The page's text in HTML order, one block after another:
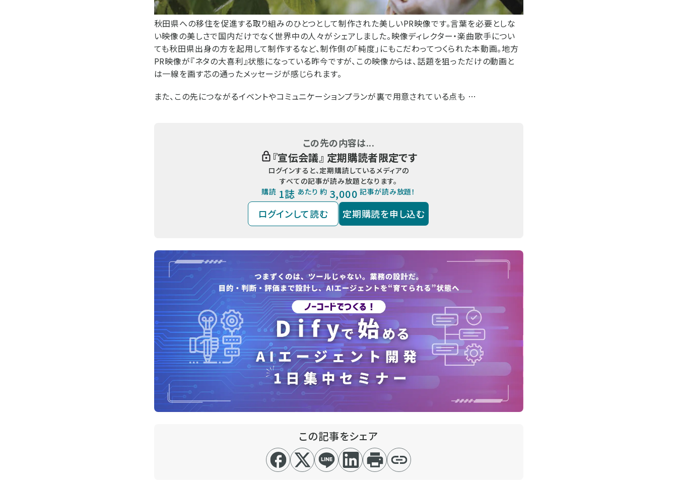
秋田県への移住を促進する取り組みのひとつとして制作された美しいPR映像です。言葉を必要としな
い映像の美しさで国内だけでなく世界中の人々がシェアしました。映像ディレクター・楽曲歌手につい
ても秋田県出身の方を起用して制作するなど、制作側の「純度」にもこだわってつくられた本動画。地方
PR映像が『ネタの大喜利』状態になっている昨今ですが、この映像からは、話題を狙っただけの動画と
は一線を画す芯の通ったメッセージが感じられます。
また、この先につながるイベントやコミュニケーションプランが裏で用意されている点も …
この先の内容は...
『宣伝会議』 定期購読者限定です
ログインすると、定期購読しているメディアの
すべての記事が読み放題となります。
購読 1誌 あたり 約 3,000 記事が読み放題！
ログインして読む 定期購読を申し込む
この記事をシェア